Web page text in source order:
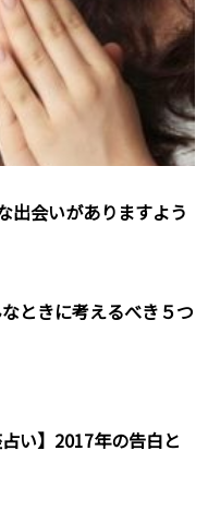
出会いがありますよう
ときに考えるべき５つ
い】2017年の告白と